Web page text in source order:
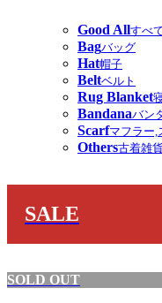
Good Allすべ
Bagバッグ
Hat帽子
Beltベルト
Rug Blanket
Bandanaバン
Scarfマフラー,
Others古着雑
SALE
SOLD OUT